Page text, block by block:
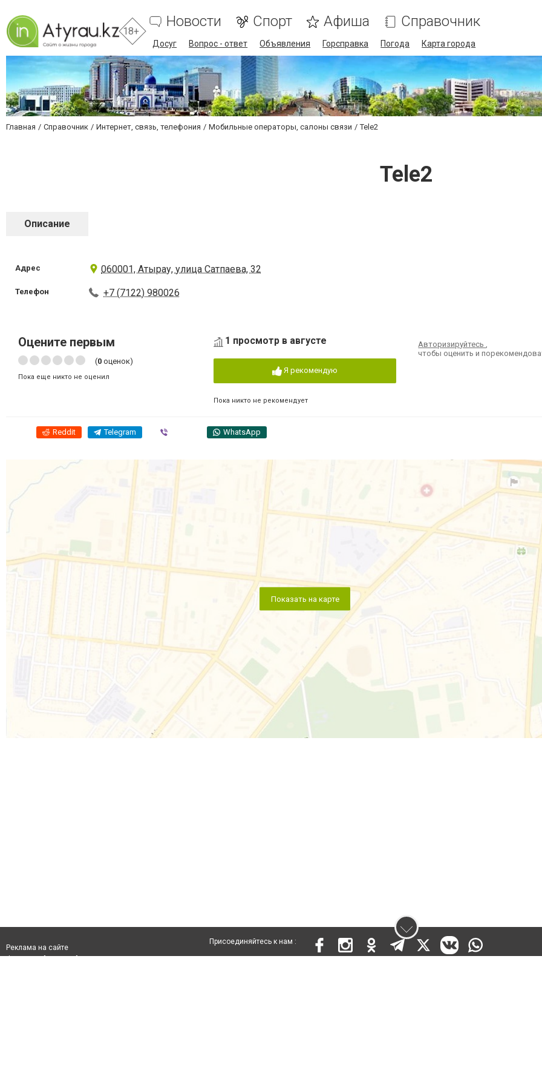
18+
Новости Спорт Афиша Справочник
Досуг Вопрос - ответ Объявления Горсправка Погода Карта города
Главная Справочник Интернет, связь, телефония Мобильные операторы, салоны связи Tele2
Tele2
Описание
Адрес 060001, Атырау, улица Сатпаева, 32
Телефон +7 (7122) 980026
Оцените первым
(0 оценок)
Пока еще никто не оценил
1 просмотр в августе
Я рекомендую
Пока никто не рекомендует
Авторизируйтесь,
чтобы оценить и
Reddit Telegram WhatsApp
Показать на карте
Реклама на сайте
Присоединяйтесь к нам :